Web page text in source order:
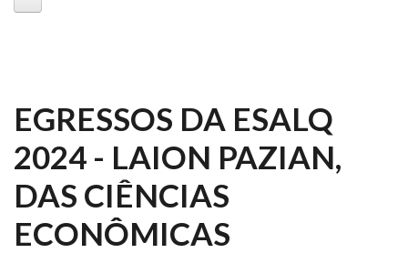
EGRESSOS DA ESALQ
2024 - LAION PAZIAN,
DAS CIÊNCIAS
ECONÔMICAS